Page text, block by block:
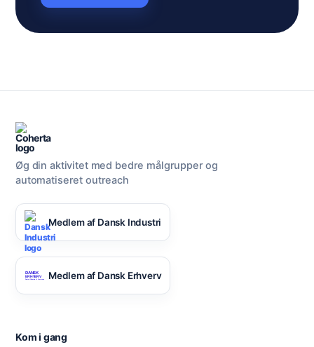
Øg din aktivitet med bedre målgrupper og
automatiseret outreach
Medlem af Dansk Industri
Medlem af Dansk Erhverv
Kom i gang